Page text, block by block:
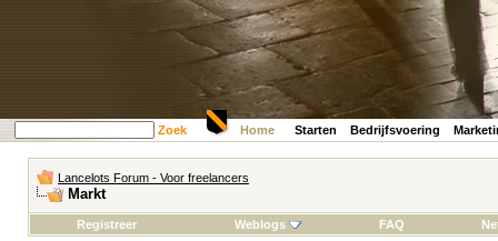
Zoek Home Starten Bedrijfsvoering
Lancelots Forum - Voor freelancers
Markt
Registreer Weblogs FAQ